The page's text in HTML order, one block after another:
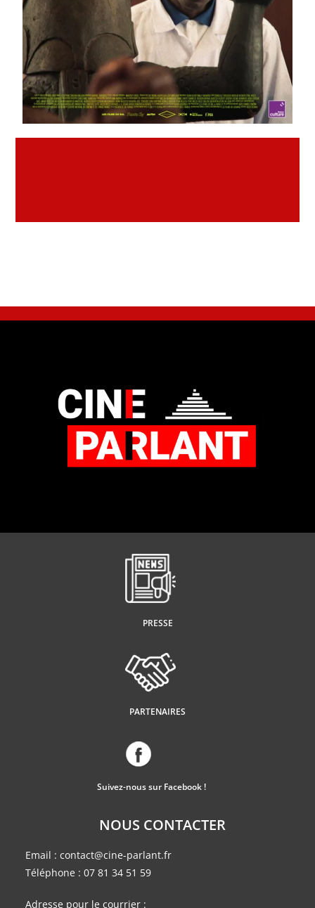
PRESSE
PARTENAIRES
Suivez-nous sur Facebook !
NOUS CONTACTER
Email : contact@cine-parlant.fr
Téléphone : 07 81 34 51 59
Adresse pour le courrier :